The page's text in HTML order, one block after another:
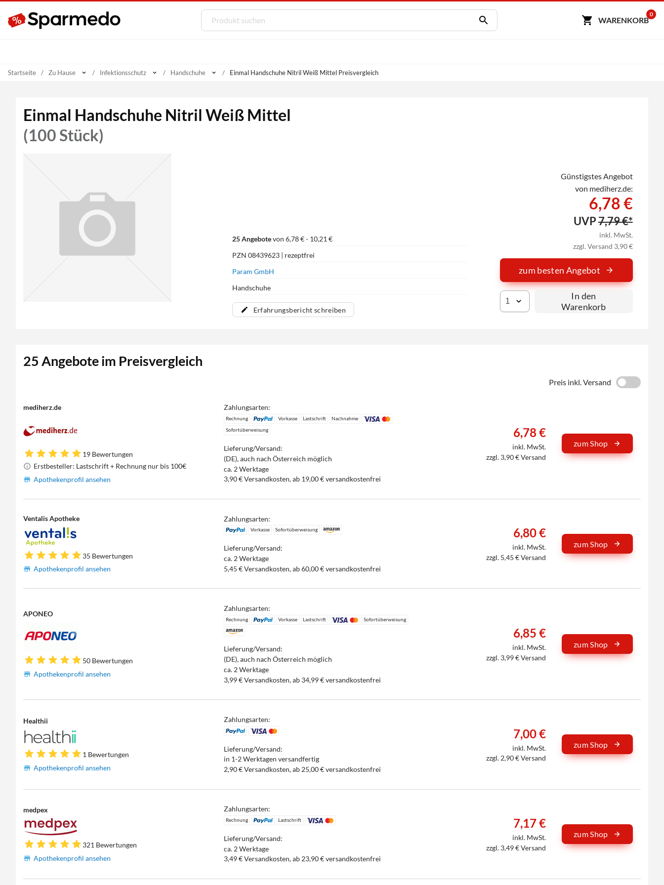
WARENKORB
0
Startseite Zu Hause Infektionsschutz Handschuhe Einmal Handschuhe Nitril Weiß Mittel Preisvergleich
Einmal Handschuhe Nitril Weiß Mittel
(100 Stück)
25 Angebotevon 6,78 € - 10,21 €
PZN 08439623 | rezeptfrei
Param GmbH
Handschuhe
Erfahrungsbericht schreiben
Günstigstes Angebot
von mediherz.de:
6,78 €
UVP7,79 €*
inkl. MwSt.
zzgl. Versand 3,90 €
zum besten Angebot
In den
Warenkorb
25 Angebote im Preisvergleich
Preis inkl. Versand
mediherz.de
19 Bewertungen
Erstbesteller: Lastschrift + Rechnung nur bis 100€
Apothekenprofil ansehen
Zahlungsarten:
Rechnung Vorkasse Lastschrift
Nachnahme
Sofortüberweisung
Lieferung/Versand:
(DE), auch nach Österreich möglich
ca. 2 Werktage
3,90 € Versandkosten, ab 19,00 € versandkostenfrei
6,78 €
inkl. MwSt.
zzgl. 3,90 € Versand
zum Shop
Ventalis Apotheke
35 Bewertungen
Apothekenprofil ansehen
Zahlungsarten:
Vorkasse Sofortüberweisung
Lieferung/Versand:
ca. 2 Werktage
5,45 € Versandkosten, ab 60,00 € versandkostenfrei
6,80 €
inkl. MwSt.
zzgl. 5,45 € Versand
zum Shop
APONEO
50 Bewertungen
Apothekenprofil ansehen
Zahlungsarten:
Rechnung Vorkasse Lastschrift Sofortüberweisung
Lieferung/Versand:
(DE), auch nach Österreich möglich
ca. 2 Werktage
3,99 € Versandkosten, ab 34,99 € versandkostenfrei
6,85 €
inkl. MwSt.
zzgl. 3,99 € Versand
zum Shop
Healthii
1 Bewertungen
Apothekenprofil ansehen
Zahlungsarten:
Lieferung/Versand:
in 1-2 Werktagen versandfertig
2,90 € Versandkosten, ab 25,00 € versandkostenfrei
7,00 €
inkl. MwSt.
zzgl. 2,90 € Versand
zum Shop
medpex
321 Bewertungen
Apothekenprofil ansehen
Zahlungsarten:
Rechnung Lastschrift
Lieferung/Versand:
ca. 2 Werktage
3,49 € Versandkosten, ab 23,90 € versandkostenfrei
7,17 €
inkl. MwSt.
zzgl. 3,49 € Versand
zum Shop